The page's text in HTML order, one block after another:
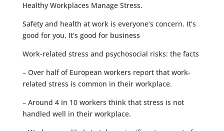
Healthy Workplaces Manage Stress.
Safety and health at work is everyone’s concern. It’s
good for you. It’s good for business
Work-related stress and psychosocial risks: the facts
– Over half of European workers report that work-
related stress is common in their workplace.
– Around 4 in 10 workers think that stress is not
handled well in their workplace.